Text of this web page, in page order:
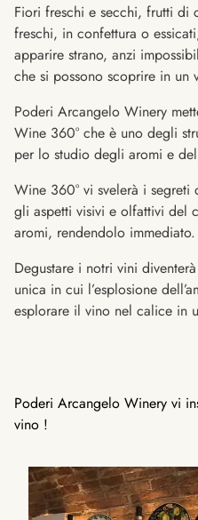
Fiori freschi e secchi, frutti di
freschi, in confettura o
apparire strano, anzi
che si possono scoprire in un
Poderi Arcangelo Winery
Wine 360° che è uno degli
per lo studio degli aromi e
Wine 360° vi svelerà i
gli aspetti visivi e olfattivi del
aromi, rendendolo immediato.
Degustare i notri vini
unica in cui l’esplosione
esplorare il vino nel calice in
Poderi Arcangelo Winery vi
vino !